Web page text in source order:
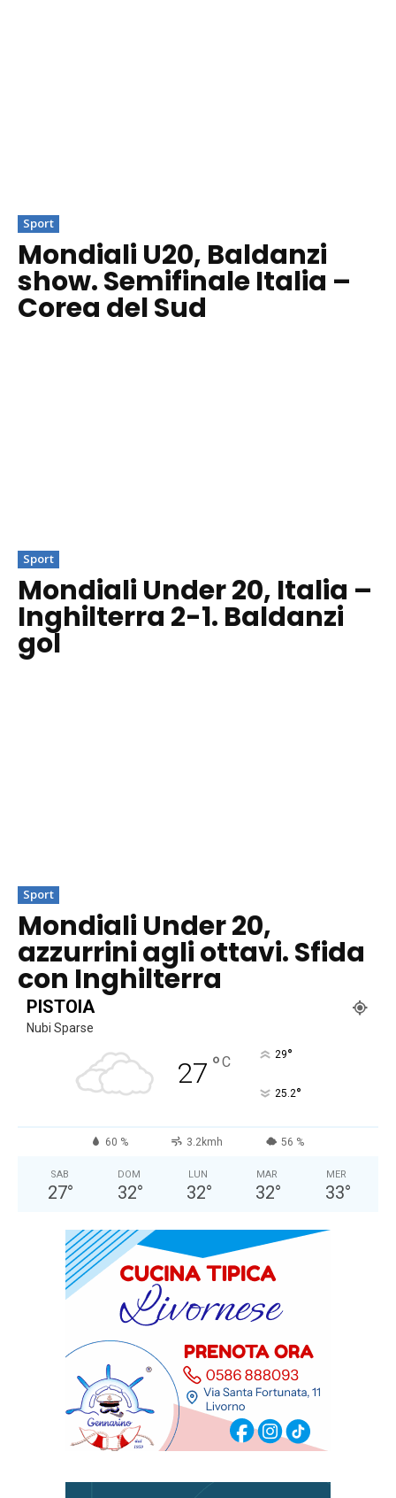
Sport
Mondiali U20, Baldanzi
show. Semifinale Italia –
Corea del Sud
Sport
Mondiali Under 20, Italia –
Inghilterra 2-1. Baldanzi
gol
Sport
Mondiali Under 20,
azzurrini agli ottavi. Sfida
con Inghilterra
PISTOIA
Nubi Sparse
27 °C 29°
25.2°
60 % 3.2kmh 56 %
SAB
27°
DOM
32°
LUN
32°
MAR
32°
MER
33°